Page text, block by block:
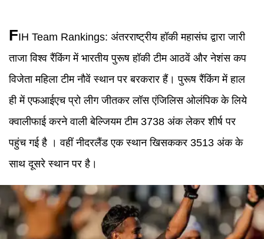
FIH Team Rankings: अंतरराष्ट्रीय हॉकी महासंघ द्वारा जारी
ताजा विश्व रैंकिंग में भारतीय पुरूष हॉकी टीम आठवें और नेशंस कप
विजेता महिला टीम नौवें स्थान पर बरकरार हैं। पुरूष रैंकिंग में हाल
ही में एफआईएच प्रो लीग जीतकर लॉस एंजिलिस ओलंपिक के लिये
क्वालीफाई करने वाली बेल्जियम टीम 3738 अंक लेकर शीर्ष पर
पहुंच गई है । वहीं नीदरलैंड एक स्थान खिसककर 3513 अंक के
साथ दूसरे स्थान पर है।